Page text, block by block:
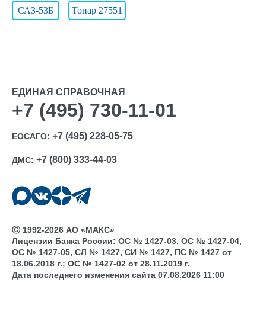
САЗ-53Б Тонар 27551
ЕДИНАЯ СПРАВОЧНАЯ
+7 (495) 730-11-01
ЕОСАГО: +7 (495) 228-05-75
ДМС: +7 (800) 333-44-03
Ⓒ 1992-2026 АО «МАКС»
Лицензии Банка России: ОС № 1427-03, ОС № 1427-04,
ОС № 1427-05, СЛ № 1427, СИ № 1427, ПС № 1427 от
18.06.2018 г.; ОС № 1427-02 от 28.11.2019 г.
Дата последнего изменения сайта 07.08.2026 11:00